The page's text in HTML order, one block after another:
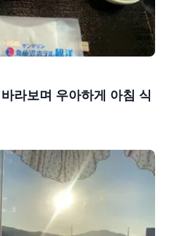
라보며 우아하게 아침 식